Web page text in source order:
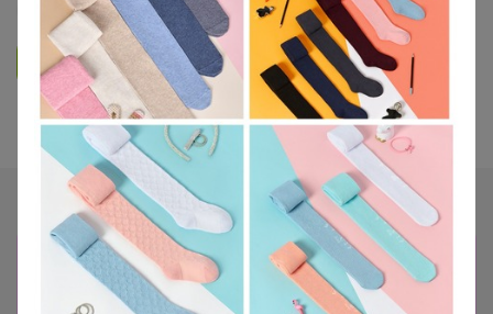
908 24K 35 18
Ответить
Показаны записи1-9 9.
Сбор заказов в данной закупке
завершен.